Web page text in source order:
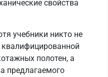
свойства
учебники никто не
полотен, а
предлагаемого